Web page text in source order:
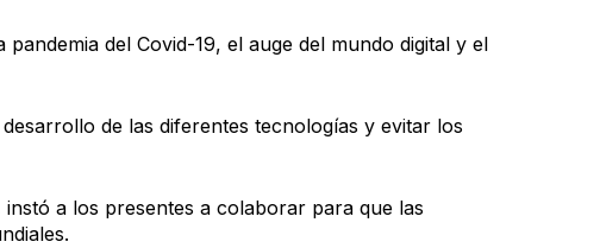
del Covid-19, el auge del mundo digital y el
de las diferentes tecnologías y evitar los
a los presentes a colaborar para que las